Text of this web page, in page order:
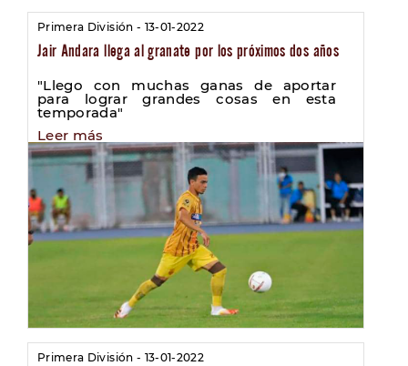
Primera División - 13-01-2022
Jair Andara llega al granate por los próximos dos años
"Llego con muchas ganas de aportar
para lograr grandes cosas en esta
temporada"
Leer más
Primera División - 13-01-2022